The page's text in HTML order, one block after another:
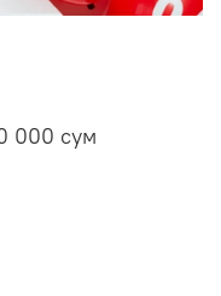
000 сум